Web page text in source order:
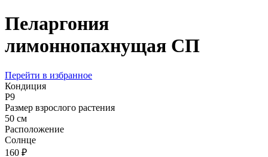
Пеларгония
лимоннопахнущая СП
Перейти в избранное
Кондиция
Р9
Размер взрослого растения
50 см
Расположение
Солнце
160 ₽